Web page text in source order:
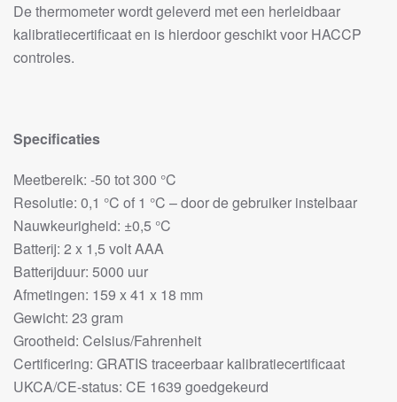
De thermometer wordt geleverd met een herleidbaar
kalibratiecertificaat en is hierdoor geschikt voor HACCP
controles.
Specificaties
Meetbereik: -50 tot 300 °C
Resolutie: 0,1 °C of 1 °C – door de gebruiker instelbaar
Nauwkeurigheid: ±0,5 °C
Batterij: 2 x 1,5 volt AAA
Batterijduur: 5000 uur
Afmetingen: 159 x 41 x 18 mm
Gewicht: 23 gram
Grootheid: Celsius/Fahrenheit
Certificering: GRATIS traceerbaar kalibratiecertificaat
UKCA/CE-status: CE 1639 goedgekeurd